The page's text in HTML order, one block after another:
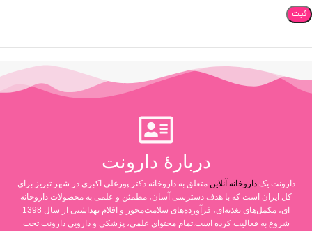
دربارۀ دارونت
دارونت یکداروخانه آنلاین متعلق به داروخانه دکتر پورعلی اکبری در شهر تبریز برای
کل ایران است که با هدف دسترسی آسان، مطمئن و علمی به محصولات داروخانه
ای، مکمل‌های تغذیه‌ای، فرآورده‌های سلامت‌محور و اقلام بهداشتی از سال 1398
شروع به فعالیت کرده است.تمام محتوای علمی، پزشکی و دارویی دارونت تحت